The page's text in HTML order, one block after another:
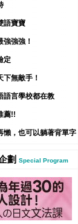
語寶寶
強強強！
定
下無敵手！
語言學校都在教
薦!!
懶，也可以躺著背單字
劃 Special Program